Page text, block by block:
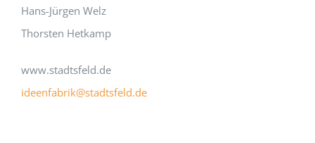
Hans-Jürgen Welz
Thorsten Hetkamp
www.stadtsfeld.de
ideenfabrik@stadtsfeld.de